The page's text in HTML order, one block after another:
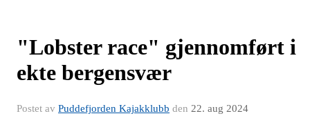
"Lobster race" gjennomført i
ekte bergensvær
Postet av Puddefjorden Kajakklubb den 22. aug 2024